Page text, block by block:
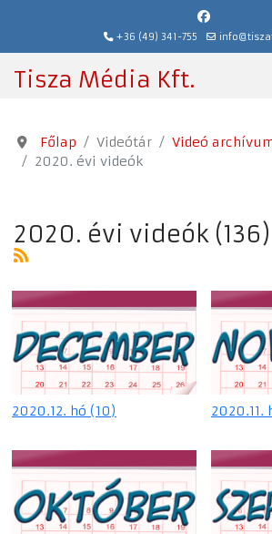
+36 (49) 341-755
Tisza Média Kft.
Főlap Videótár Videó
2020. évi videók
2020. évi videók (136)
2020.12. hó (10) 2020.11.